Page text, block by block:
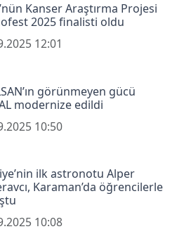
Kanser Araştırma Projesi
2025 finalisti oldu
12:01
görünmeyen gücü
modernize edildi
10:50
ilk astronotu Alper
Karaman’da öğrencilerle
10:08